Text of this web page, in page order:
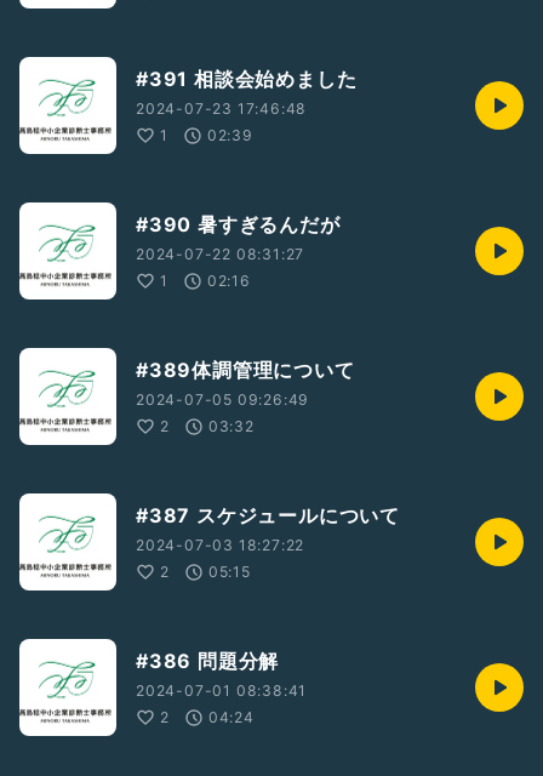
#391 相談会始めました
2024-07-23 17:46:48
1
02:39
#390 暑すぎるんだが
2024-07-22 08:31:27
1
02:16
#389体調管理について
2024-07-05 09:26:49
2
03:32
#387 スケジュールについて
2024-07-03 18:27:22
2
05:15
#386 問題分解
2024-07-01 08:38:41
2
04:24